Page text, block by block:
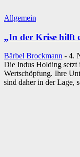
Allgemein
„In der Krise hilft
Bärbel Brockmann - 4.
Die Indus Holding
Wertschöpfung. Ihre
sind daher in der Lage,